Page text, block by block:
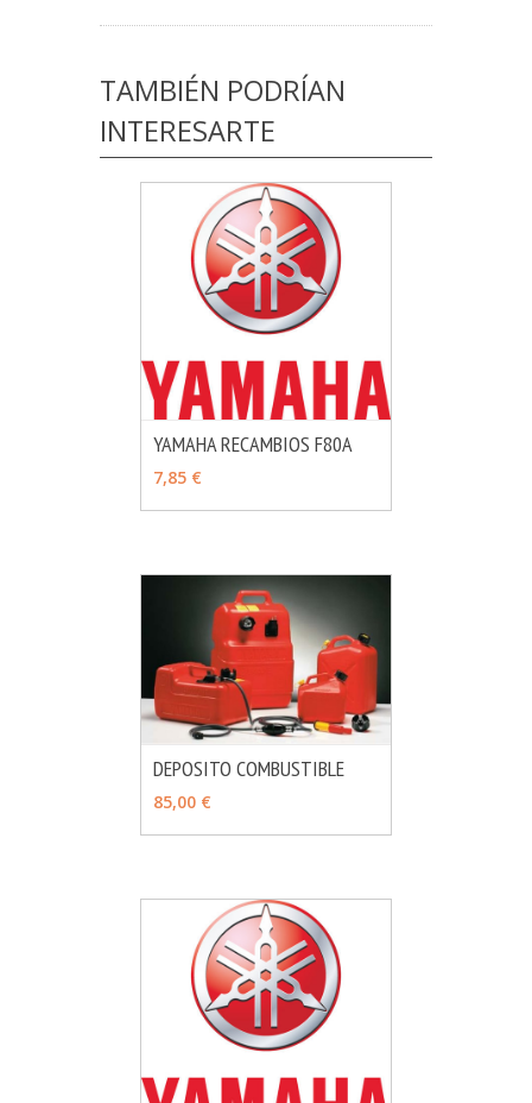
TAMBIÉN PODRÍAN
INTERESARTE
YAMAHA RECAMBIOS F80A
7,85 €
DEPOSITO COMBUSTIBLE
85,00 €